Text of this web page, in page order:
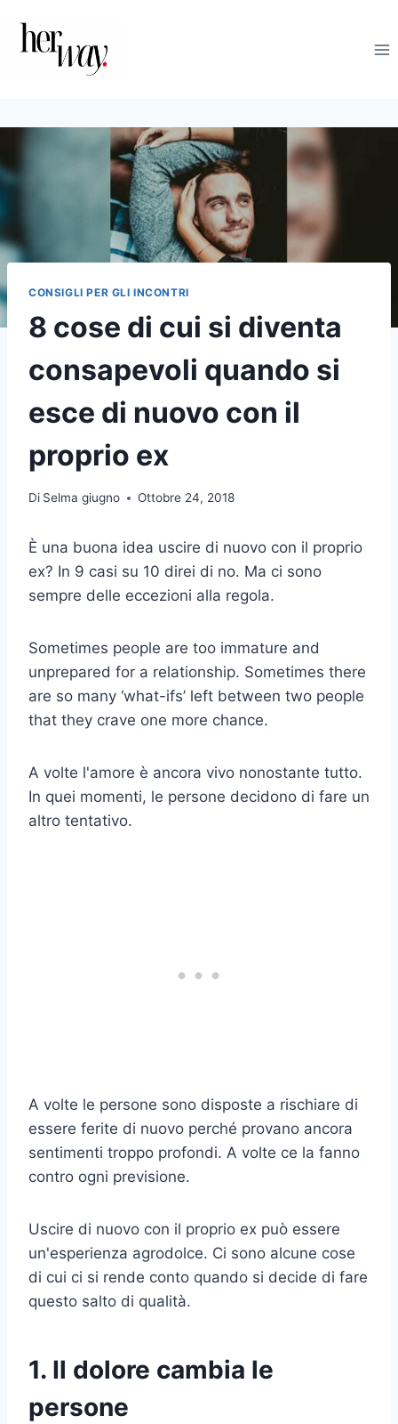
contenuto
CONSIGLI PER GLI INCONTRI
8 cose di cui si diventa
consapevoli quando si
esce di nuovo con il
proprio ex
Di Selma giugno Ottobre 24, 2018
È una buona idea uscire di nuovo con il proprio
ex? In 9 casi su 10 direi di no. Ma ci sono
sempre delle eccezioni alla regola.
Sometimes people are too immature and
unprepared for a relationship. Sometimes there
are so many ‘what-ifs’ left between two people
that they crave one more chance.
A volte l'amore è ancora vivo nonostante tutto.
In quei momenti, le persone decidono di fare un
altro tentativo.
A volte le persone sono disposte a rischiare di
essere ferite di nuovo perché provano ancora
sentimenti troppo profondi. A volte ce la fanno
contro ogni previsione.
Uscire di nuovo con il proprio ex può essere
un'esperienza agrodolce. Ci sono alcune cose
di cui ci si rende conto quando si decide di fare
questo salto di qualità.
1. Il dolore cambia le
persone